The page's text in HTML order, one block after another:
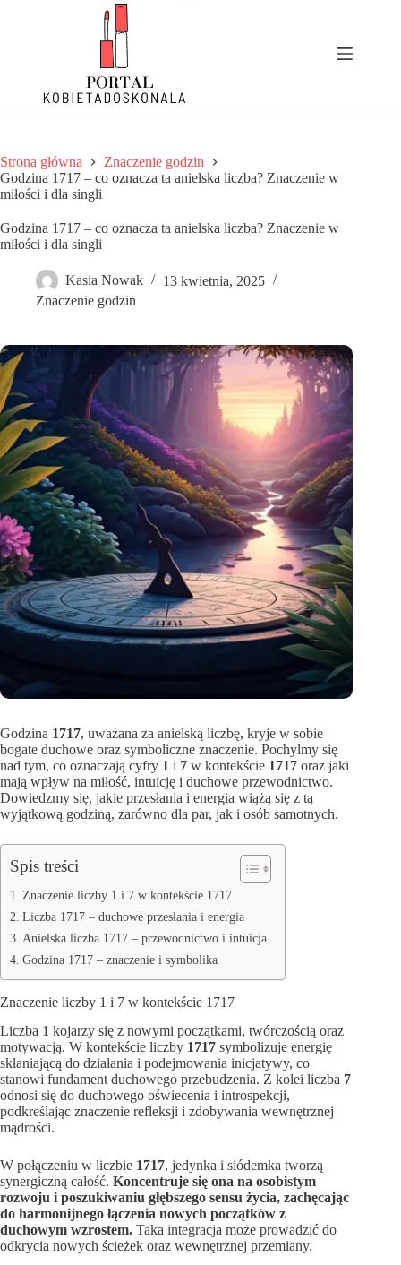
Strona główna
Znaczenie godzin
Godzina 1717 – co oznacza ta anielska liczba? Znaczenie w
miłości i dla singli
Godzina 1717 – co oznacza ta anielska liczba? Znaczenie w
miłości i dla singli
Kasia Nowak
13 kwietnia, 2025
Znaczenie godzin
Godzina 1717, uważana za anielską liczbę, kryje w sobie
bogate duchowe oraz symboliczne znaczenie. Pochylmy się
nad tym, co oznaczają cyfry 1 i 7 w kontekście 1717 oraz jaki
mają wpływ na miłość, intuicję i duchowe przewodnictwo.
Dowiedzmy się, jakie przesłania i energia wiążą się z tą
wyjątkową godziną, zarówno dla par, jak i osób samotnych.
Spis treści
Znaczenie liczby 1 i 7 w kontekście 1717
Liczba 1717 – duchowe przesłania i energia
Anielska liczba 1717 – przewodnictwo i intuicja
Godzina 1717 – znaczenie i symbolika
Znaczenie liczby 1 i 7 w kontekście 1717
Liczba 1 kojarzy się z nowymi początkami, twórczością oraz
motywacją. W kontekście liczby 1717 symbolizuje energię
skłaniającą do działania i podejmowania inicjatywy, co
stanowi fundament duchowego przebudzenia. Z kolei liczba 7
odnosi się do duchowego oświecenia i introspekcji,
podkreślając znaczenie refleksji i zdobywania wewnętrznej
mądrości.
W połączeniu w liczbie 1717, jedynka i siódemka tworzą
synergiczną całość. Koncentruje się ona na osobistym
rozwoju i poszukiwaniu głębszego sensu życia, zachęcając
do harmonijnego łączenia nowych początków z
duchowym wzrostem. Taka integracja może prowadzić do
odkrycia nowych ścieżek oraz wewnętrznej przemiany.